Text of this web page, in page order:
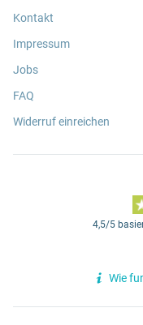
Kontakt
Impressum
Jobs
FAQ
Widerruf einreichen
4,5/5
Wie